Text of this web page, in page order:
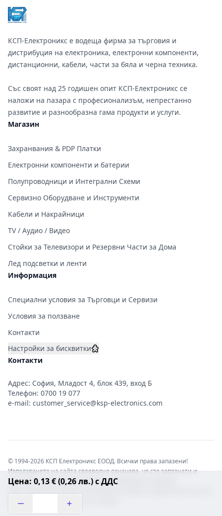
Цена: 0,13 € (0,26 лв.) с ДДС
КСП-Електроникс е водеща фирма за търговия и
дистрибуция на електроника, електронни компоненти,
дистанционни, кабели, части за бяла и черна техника.
Със своят над 25 годишен опит КСП-Електроникс се
наложи на пазара с професионализъм, непрестанно
развитие и разнообразна гама продукти и услуги.
Магазин
Захранвания & PDP Платки
Електронни компоненти и батерии
Полупроводници и Интегрални Схеми
Сервизно Оборудване и Инструменти
Кабели и Накрайници
TV / Аудио / Видео
Стойки за Телевизори и Резервни Части за Дома
Лед подсветки и ленти
Информация
Специални условия за Търговци и Сервизи
Условия за ползване
Контакти
Настройки за бисквитки
Контакти
Адрес: София, Младост 4, блок 439, вход Б
Телефон: 0700 19 077
e-mail: customer_service@ksp-electronics.com
© 1994-2026 КСП Електроникс ЕООД. Всички права запазени!
Използването на сайта своеволно означава, че сте запознати и
съгласни с правната информация обвързваща софтуера.
отговорност с цялата сила на закона!